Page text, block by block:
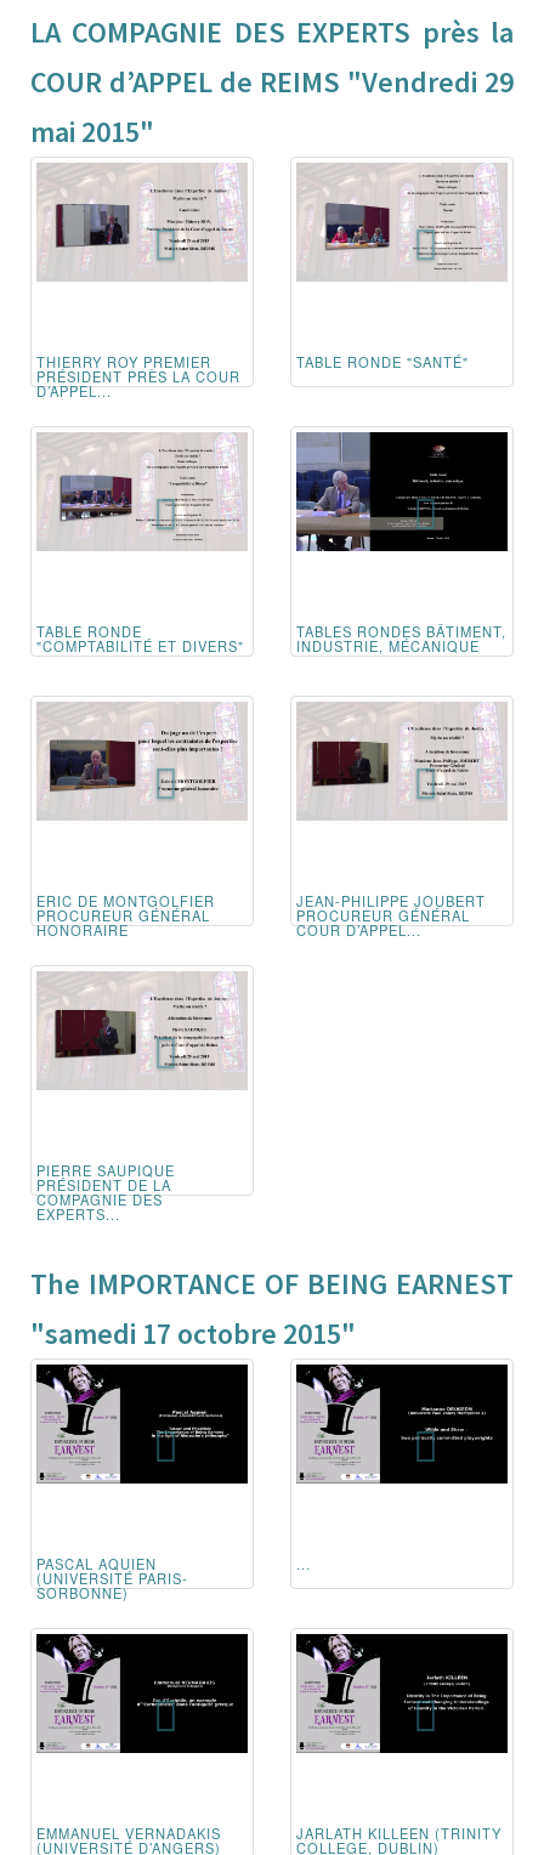
LA COMPAGNIE DES EXPERTS près la
COUR d’APPEL de REIMS "Vendredi 29
mai 2015"
THIERRY ROY PREMIER
PRÉSIDENT PRÈS LA COUR
D’APPEL...
TABLE RONDE "SANTÉ"
TABLE RONDE
"COMPTABILITÉ ET DIVERS"
TABLES RONDES BÂTIMENT,
INDUSTRIE, MÉCANIQUE
ERIC DE MONTGOLFIER
PROCUREUR GÉNÉRAL
HONORAIRE
JEAN-PHILIPPE JOUBERT
PROCUREUR GÉNÉRAL
COUR D’APPEL...
PIERRE SAUPIQUE
PRÉSIDENT DE LA
COMPAGNIE DES
EXPERTS...
The IMPORTANCE OF BEING EARNEST
"samedi 17 octobre 2015"
PASCAL AQUIEN
(UNIVERSITÉ PARIS-
SORBONNE)
...
EMMANUEL VERNADAKIS
(UNIVERSITÉ D’ANGERS)
JARLATH KILLEEN (TRINITY
COLLEGE, DUBLIN)